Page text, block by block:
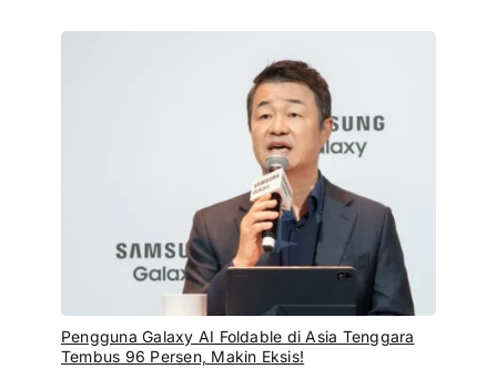
Pengguna Galaxy AI Foldable di Asia Tenggara
Tembus 96 Persen, Makin Eksis!